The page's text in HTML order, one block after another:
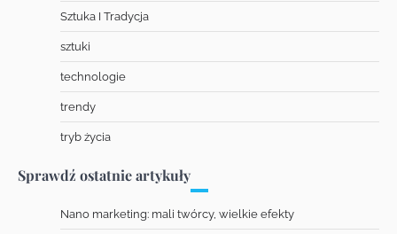
Sztuka I Tradycja
sztuki
technologie
trendy
tryb życia
Sprawdź ostatnie artykuły
Nano marketing: mali twórcy, wielkie efekty